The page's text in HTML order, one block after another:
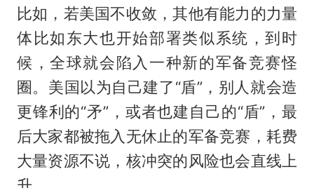
比如，若美国不收敛，其他有能力的力量
体比如东大也开始部署类似系统，到时
候，全球就会陷入一种新的军备竞赛怪
圈。美国以为自己建了“盾”，别人就会造
更锋利的“矛”，或者也建自己的“盾”，最
后大家都被拖入无休止的军备竞赛，耗费
大量资源不说，核冲突的风险也会直线上